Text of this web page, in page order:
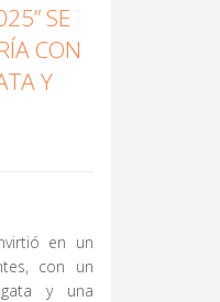
SE
CON
Y
en un
con un
y una